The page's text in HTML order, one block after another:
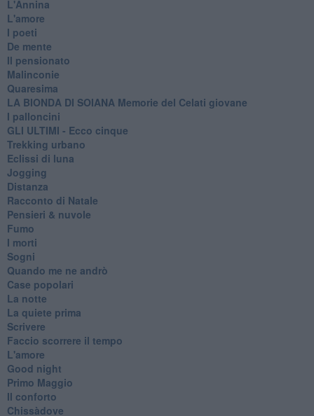
L'Annina
L'amore
I poeti
De mente
Il pensionato
Malinconie
Quaresima
LA BIONDA DI SOIANA Memorie del Celati giovane
I palloncini
GLI ULTIMI - Ecco cinque
Trekking urbano
Eclissi di luna
Jogging
Distanza
Racconto di Natale
Pensieri & nuvole
Fumo
I morti
Sogni
Quando me ne andrò
Case popolari
La notte
La quiete prima
Scrivere
Faccio scorrere il tempo
L'amore
Good night
Primo Maggio
Il conforto
Chissàdove